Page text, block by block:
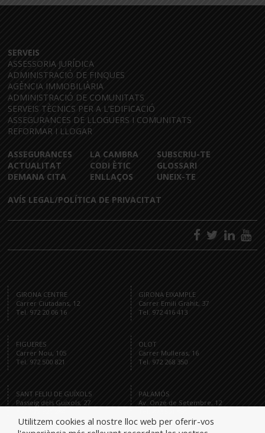
SERVEIS
ASSESSORIA JURÍDICA
ADMINISTRACIÓ DE FINQUES
AGÈNCIA IMMOBILIÀRIA
ADMINISTRACIÓ DE COMUNITATS
SERVEIS TÈCNICS PER A L’EDIFICACIÓ
ASSEGURANCES DE LLOGUERS I COMUNITATS
REFORMAR I LLOGAR
ASSEGURANCES
ACTUALITAT
DEMANA CITA
LA CAMBRA
CODI ÈTIC
ENLLAÇOS
SUBSCRIU-TE
GLOSSARI
UNEIX-TE
AVÍS LEGAL/POLÍTICA DE PRIVACITAT
GIRONA CENTRE
Carrer Ciutadans, 12
Tel. 972 20 06 16
GIRONA EIXAMPLE
Carrer Emili Grahit, 37
Tel. 972 416 413
FIGUERES
Carrer Nou, 105
Tel. 972 500 821
OLOT
Carrer Mulleras, 16
Tel. 972 268 350
SANT FELIU DE GUÍXOLS
Passeig dels Guíxols, 27
PALAMÓS
Av. Onze de Setembre, 12
Utilitzem cookies al nostre lloc web per oferir-vos